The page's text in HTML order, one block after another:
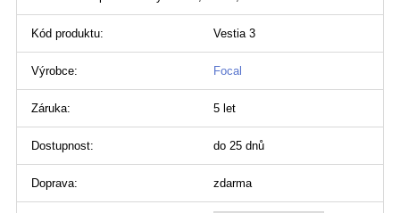
Kód produktu: Vestia 3
Výrobce: Focal
Záruka: 5 let
Dostupnost: do 25 dnů
Doprava: zdarma